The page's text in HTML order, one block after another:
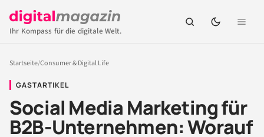
Ihr Kompass für die digitale Welt.
Startseite/Consumer & Digital Life
GASTARTIKEL
Social Media Marketing für
B2B-Unternehmen: Worauf